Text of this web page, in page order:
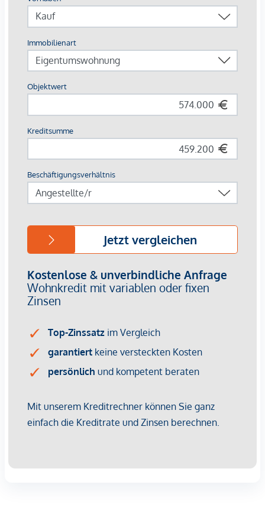
Europas erstes Stadtquartier in Holzbauweise
CO²-neutrale Energieversorgung durch Geothermie &
253 Wohnungen von 34 – 108 m²
Jede Einheit mit Außenfläche
Perfekte Innenstadtlage mit Natur, Kultur und Kulinarik
Beim Kauf einer 3- oder 4-Zimmerwohnung kann ein Kfz-
Stellplatz in der hauseigenen Tiefgarage um € 44.000,-
erworben werden.
Provisionsfrei für den Käufer!
Wir weisen darauf hin, dass zwischen dem Vermittler und
dem zu vermittelnden Dritten ein familiäres oder
wirtschaftliches Naheverhältnis besteht.
Der Vermittler ist als Doppelmakler tätig.
Infrastruktur / Entfernungen
Gesundheit
Arzt <500m
Klinik <500m
Krankenhaus <1.250m